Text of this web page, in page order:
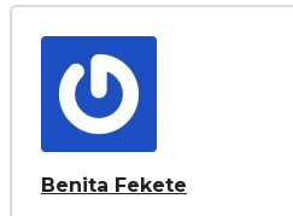
Benita Fekete